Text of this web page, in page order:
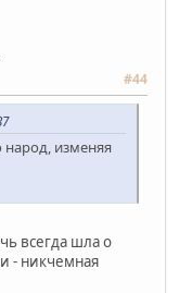
#44
изменяя
всегда шла о
- никчемная